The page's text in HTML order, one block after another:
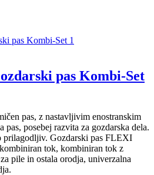
pas Kombi-Set
pas, z nastavljivim enostranskim
pas, posebej razvita za gozdarska dela.
prilagodljiv. Gozdarski pas FLEXI
tok, kombiniran tok z
pile in ostala orodja, univerzalna